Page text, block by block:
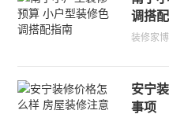
调搭
装修家
安宁
事项